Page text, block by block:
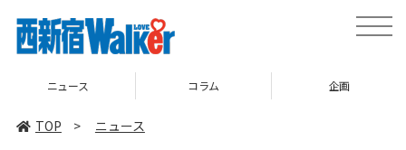
toggle
ニュース コラム 企画
TOP > ニュース